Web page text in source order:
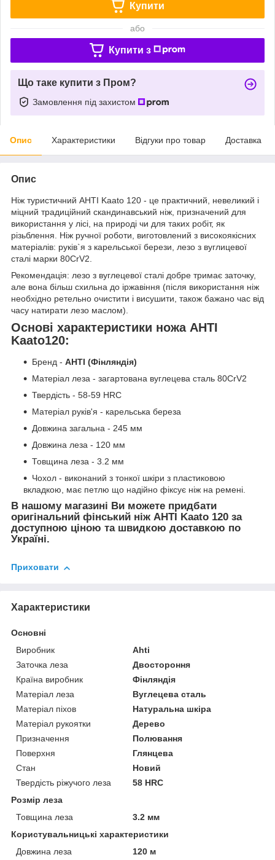
Купити
або
Купити з
Що таке купити з Пром?
Замовлення під захистом
Опис Характеристики Відгуки про товар Доставка
Опис
Ніж туристичний AHTI Kaato 120 - це практичний, невеликий і
міцний традиційний скандинавський ніж, призначений для
використання у лісі, на природі чи для таких робіт, як
різьблення. Ніж ручної роботи, виготовлений з високоякісних
матеріалів: руків`я з карельської берези, лезо з вуглицевої
сталі марки 80CrV2.
Рекомендація: лезо з вуглецевої сталі добре тримає заточку,
але вона більш схильна до іржавіння (після використання ніж
необхідно ретельно очистити і висушити, також бажано час від
часу натирати лезо маслом).
Основі характеристики ножа AHTI
Kaato120:
Бренд - AHTI (Фінляндія)
Матеріал леза - загартована вуглецева сталь 80CrV2
Твердість - 58-59 HRC
Матеріал руків'я - карельська береза
Довжина загальна - 245 мм
Довжина леза - 120 мм
Товщина леза - 3.2 мм
Чохол - виконаний з тонкої шкіри з пластиковою
вкладкою, має петлю що надійно фіксує ніж на ремені.
В нашому магазині Ви можете придбати
оригінальний фінський ніж AHTI Kaato 120 за
доступною ціною та швидкою доставкою по
Україні.
Приховати
Характеристики
Основні
Виробник
Ahti
Заточка леза
Двостороння
Країна виробник
Фінляндія
Матеріал леза
Вуглецева сталь
Матеріал піхов
Натуральна шкіра
Матеріал рукоятки
Дерево
Призначення
Полювання
Поверхня
Глянцева
Стан
Новий
Твердість ріжучого леза
58 HRC
Розмір леза
Товщина леза
3.2 мм
Користувальницькі характеристики
Довжина леза
120 м